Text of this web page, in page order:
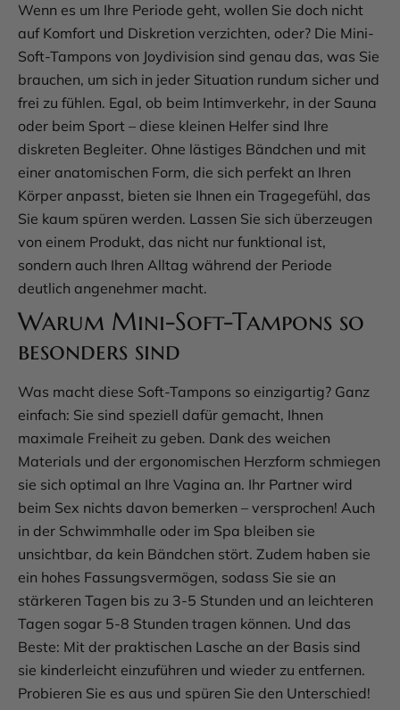
Wenn es um Ihre Periode geht, wollen Sie doch nicht
auf Komfort und Diskretion verzichten, oder? Die Mini-
Soft-Tampons von Joydivision sind genau das, was Sie
brauchen, um sich in jeder Situation rundum sicher und
frei zu fühlen. Egal, ob beim Intimverkehr, in der Sauna
oder beim Sport – diese kleinen Helfer sind Ihre
diskreten Begleiter. Ohne lästiges Bändchen und mit
einer anatomischen Form, die sich perfekt an Ihren
Körper anpasst, bieten sie Ihnen ein Tragegefühl, das
Sie kaum spüren werden. Lassen Sie sich überzeugen
von einem Produkt, das nicht nur funktional ist,
sondern auch Ihren Alltag während der Periode
deutlich angenehmer macht.
Warum Mini-Soft-Tampons so
besonders sind
Was macht diese Soft-Tampons so einzigartig? Ganz
einfach: Sie sind speziell dafür gemacht, Ihnen
maximale Freiheit zu geben. Dank des weichen
Materials und der ergonomischen Herzform schmiegen
sie sich optimal an Ihre Vagina an. Ihr Partner wird
beim Sex nichts davon bemerken – versprochen! Auch
in der Schwimmhalle oder im Spa bleiben sie
unsichtbar, da kein Bändchen stört. Zudem haben sie
ein hohes Fassungsvermögen, sodass Sie sie an
stärkeren Tagen bis zu 3-5 Stunden und an leichteren
Tagen sogar 5-8 Stunden tragen können. Und das
Beste: Mit der praktischen Lasche an der Basis sind
sie kinderleicht einzuführen und wieder zu entfernen.
Probieren Sie es aus und spüren Sie den Unterschied!